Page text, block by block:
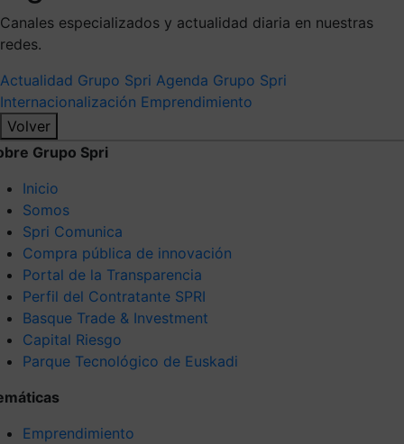
Canales especializados y actualidad diaria en nuestras
redes.
Actualidad Grupo Spri Agenda Grupo Spri
Internacionalización Emprendimiento
Volver
Grupo Spri
Inicio
Somos
Spri Comunica
Compra pública de innovación
Portal de la Transparencia
Perfil del Contratante SPRI
Basque Trade & Investment
Capital Riesgo
Parque Tecnológico de Euskadi
Emprendimiento